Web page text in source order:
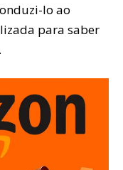
lo ao
para saber